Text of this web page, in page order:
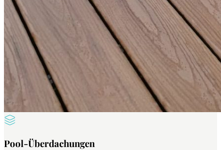
Pool-Überdachungen